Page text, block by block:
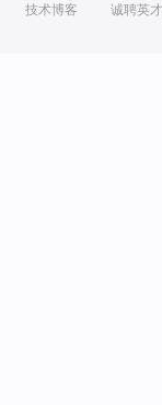
技术博客 诚聘英才